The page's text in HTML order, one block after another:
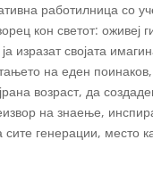
работилница со
кон светот: оживеј
изразат својата
на еден
возраст, да
на знаење,
генерации, место